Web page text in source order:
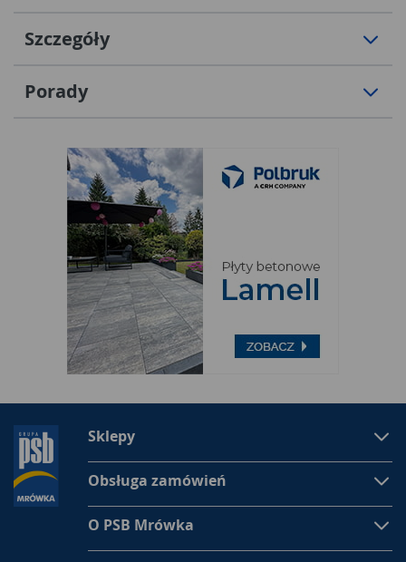
Szczegóły
Porady
Sklepy
Obsługa zamówień
O PSB Mrówka